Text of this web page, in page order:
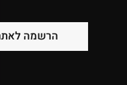
הרשמה